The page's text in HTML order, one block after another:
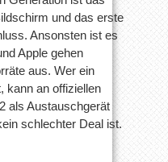
4
gegen
iPad
tauschen
und das erste
Ansonsten ist es
Apple gehen
aus. Wer ein
kann an offiziellen
als Austauschgerät
schlechter Deal ist.